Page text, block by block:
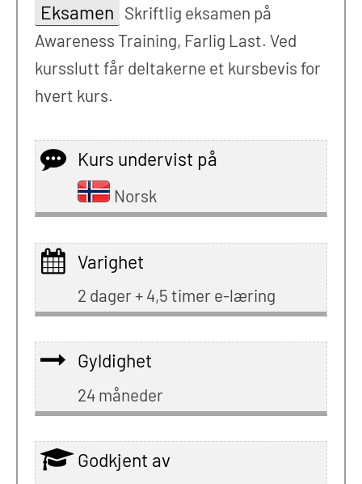
Eksamen Skriftlig eksamen på
Awareness Training, Farlig Last. Ved
kursslutt får deltakerne et kursbevis for
hvert kurs.
Kurs undervist på
Norsk
Varighet
2 dager + 4,5 timer e-læring
Gyldighet
24 måneder
Godkjent av